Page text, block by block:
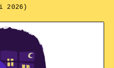
2026)